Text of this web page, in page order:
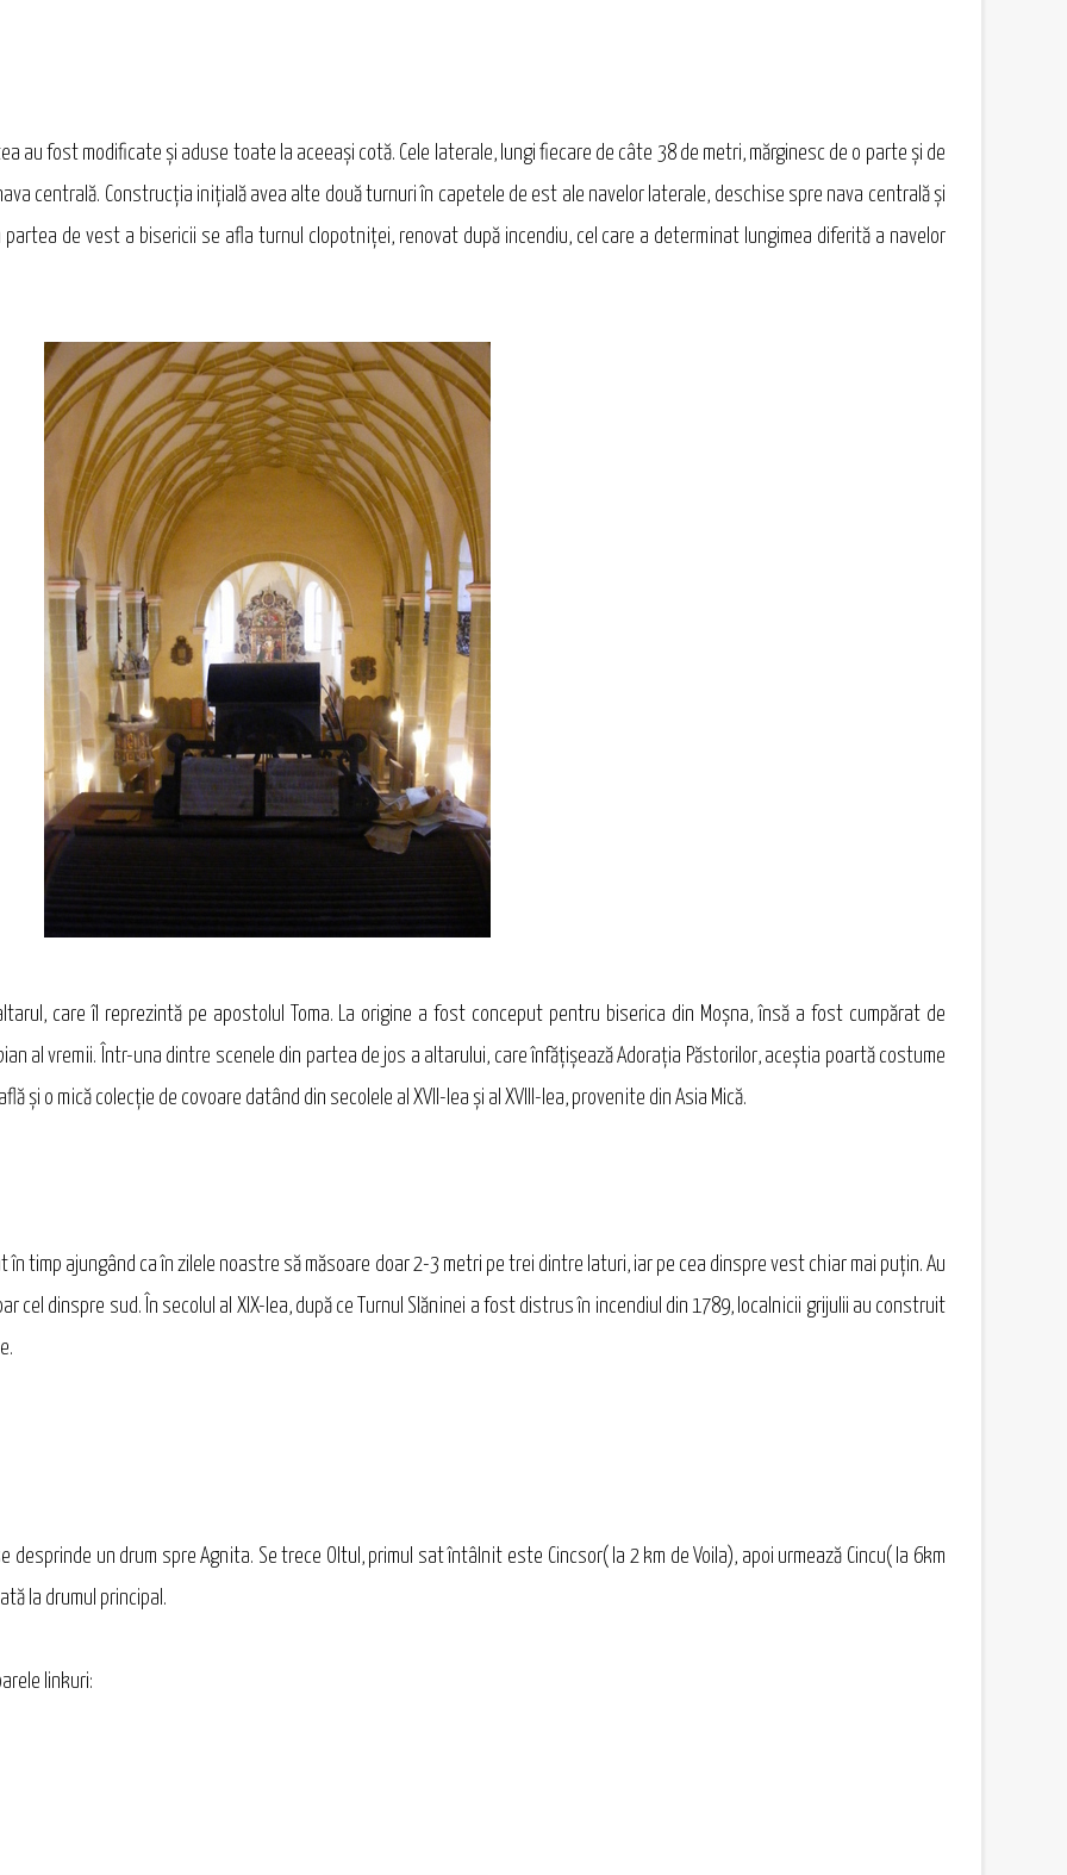
au fost modificate şi aduse toate la aceeaşi cotă. Cele laterale, lungi fiecare de câte 38 de metri, mărginesc de o parte şi de
centrală. Construcţia iniţială avea alte două turnuri în capetele de est ale navelor laterale, deschise spre nava centrală şi
de vest a bisericii se afla turnul clopotniţei, renovat după incendiu, cel care a determinat lungimea diferită a navelor
care îl reprezintă pe apostolul Toma. La origine a fost conceput pentru biserica din Moşna, însă a fost cumpărat de
al vremii. Într-una dintre scenele din partea de jos a altarului, care înfăţişează Adoraţia Păstorilor, aceştia poartă costume
şi o mică colecţie de covoare datând din secolele al XVII-lea şi al XVIII-lea, provenite din Asia Mică.
timp ajungând ca în zilele noastre să măsoare doar 2-3 metri pe trei dintre laturi, iar pe cea dinspre vest chiar mai puţin. Au
dinspre sud. În secolul al XIX-lea, după ce Turnul Slăninei a fost distrus în incendiul din 1789, localnicii grijulii au construit
desprinde un drum spre Agnita. Se trece Oltul, primul sat întâlnit este Cincsor( la 2 km de Voila), apoi urmează Cincu( la 6km
la drumul principal.
linkuri: